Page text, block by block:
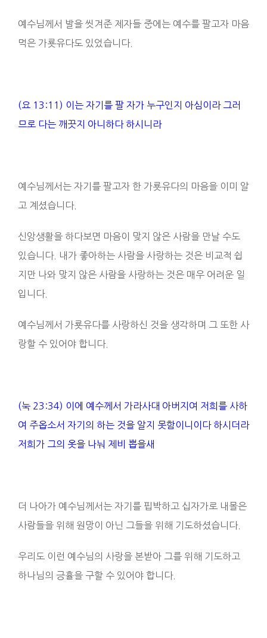
예수님께서 발을 씻겨준 제자들 중에는 예수를 팔고자 마음
먹은 가룟유다도 있었습니다.
(요 13:11) 이는 자기를 팔 자가 누구인지 아심이라 그러
므로 다는 깨끗지 아니하다 하시니라
예수님께서는 자기를 팔고자 한 가룟유다의 마음을 이미 알
고 계셨습니다.
신앙생활을 하다보면 마음이 맞지 않은 사람을 만날 수도
있습니다. 내가 좋아하는 사람을 사랑하는 것은 비교적 쉽
지만 나와 맞지 않은 사람을 사랑하는 것은 매우 어려운 일
입니다.
예수님께서 가룟유다를 사랑하신 것을 생각하며 그 또한 사
랑할 수 있어야 합니다.
(눅 23:34) 이에 예수께서 가라사대 아버지여 저희를 사하
여 주옵소서 자기의 하는 것을 알지 못함이니이다 하시더라
저희가 그의 옷을 나눠 제비 뽑을새
더 나아가 예수님께서는 자기를 핍박하고 십자가로 내몰은
사람들을 위해 원망이 아닌 그들을 위해 기도하셨습니다.
우리도 이런 예수님의 사랑을 본받아 그를 위해 기도하고
하나님의 긍휼을 구할 수 있어야 합니다.